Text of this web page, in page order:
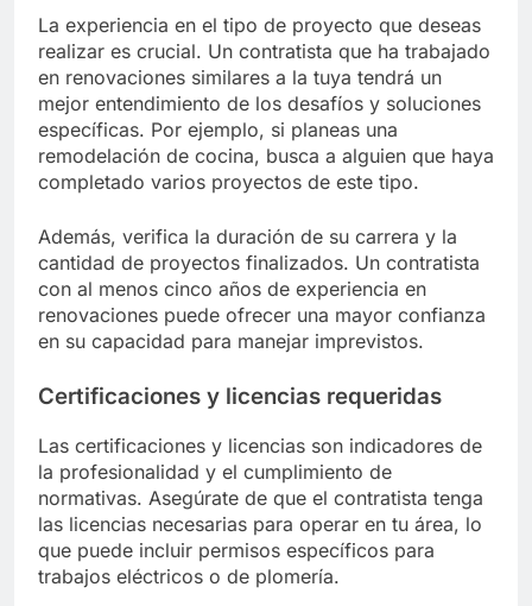
La experiencia en el tipo de proyecto que deseas
realizar es crucial. Un contratista que ha trabajado
en renovaciones similares a la tuya tendrá un
mejor entendimiento de los desafíos y soluciones
específicas. Por ejemplo, si planeas una
remodelación de cocina, busca a alguien que haya
completado varios proyectos de este tipo.
Además, verifica la duración de su carrera y la
cantidad de proyectos finalizados. Un contratista
con al menos cinco años de experiencia en
renovaciones puede ofrecer una mayor confianza
en su capacidad para manejar imprevistos.
Certificaciones y licencias requeridas
Las certificaciones y licencias son indicadores de
la profesionalidad y el cumplimiento de
normativas. Asegúrate de que el contratista tenga
las licencias necesarias para operar en tu área, lo
que puede incluir permisos específicos para
trabajos eléctricos o de plomería.